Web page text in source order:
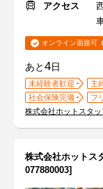
アクセス
オンライン面接可
あと4日
未経験者歓迎 主
社会保険完備
フ
株式会社ホットスタ
株式会社ホット
077880003]